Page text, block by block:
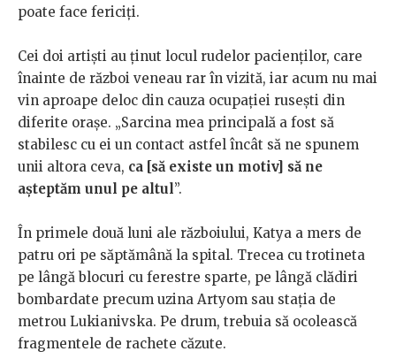
poate face fericiți.
Cei doi artiști au ținut locul rudelor pacienților, care
înainte de război veneau rar în vizită, iar acum nu mai
vin aproape deloc din cauza ocupației rusești din
diferite orașe. „Sarcina mea principală a fost să
stabilesc cu ei un contact astfel încât să ne spunem
unii altora ceva, ca [să existe un motiv] să ne
așteptăm unul pe altul”.
În primele două luni ale războiului, Katya a mers de
patru ori pe săptămână la spital. Trecea cu trotineta
pe lângă blocuri cu ferestre sparte, pe lângă clădiri
bombardate precum uzina Artyom sau stația de
metrou Lukianivska. Pe drum, trebuia să ocolească
fragmentele de rachete căzute.